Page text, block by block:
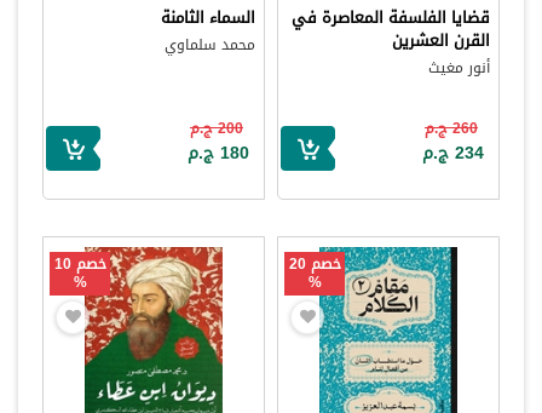
قضايا الفلسفة المعاصرة في
القرن العشرين
أنور مغيث
260 ج.م
234 ج.م
السماء الثامنة
محمد سلماوي
200 ج.م
180 ج.م
خصم 20
%
خصم 10
%